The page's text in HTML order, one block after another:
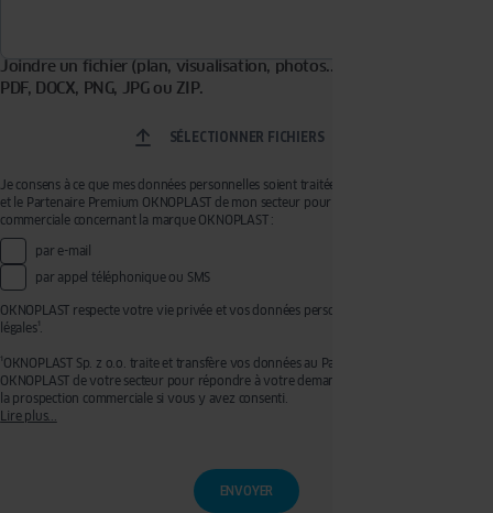
Joindre un fichier (plan, visualisation, photos...). Formats acceptés :
PDF, DOCX, PNG, JPG ou ZIP.
SÉLECTIONNER FICHIERS
Je consens à ce que mes données personnelles soient traitées par OKNOPLAST Sp. z o.o.
et le Partenaire Premium OKNOPLAST de mon secteur pour recevoir de la prospection
commerciale concernant la marque OKNOPLAST :
par e-mail
par appel téléphonique ou SMS
OKNOPLAST respecte votre vie privée et vos données personnelles, voir mentions
légales¹.
¹OKNOPLAST Sp. z o.o. traite et transfère vos données au Partenaire Premium
OKNOPLAST de votre secteur pour répondre à votre demande de devis et effectuer de
la prospection commerciale si vous y avez consenti.
l’établissement de votre devis. Vous disposez d'un droit d'accès, de rectification, de
retrait de votre consentement ainsi que d'un droit à l'effacement, à la limitation du
traitement et à la portabilité que vous pouvez exercer en écrivant à l’adresse :
Lire plus...